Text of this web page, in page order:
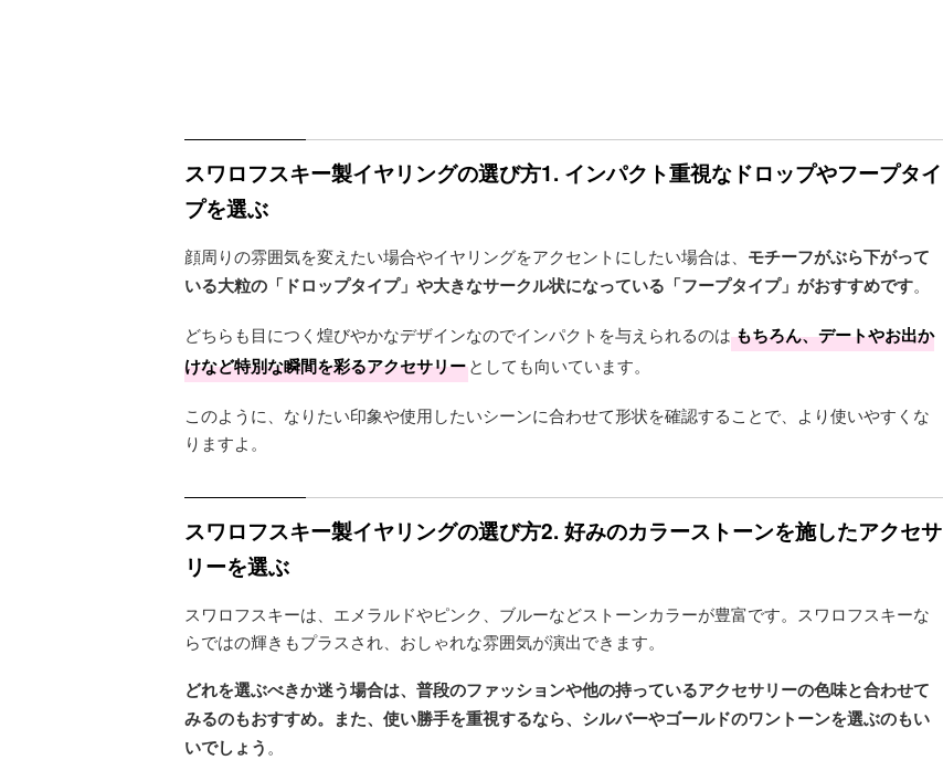
スワロフスキー製イヤリングの選び方1. インパクト重視なドロップやフープタイ
プを選ぶ
顔周りの雰囲気を変えたい場合やイヤリングをアクセントにしたい場合は、 モチーフがぶら下がって
いる大粒の「ドロップタイプ」や大きなサークル状になっている「フープタイプ」がおすすめです。
どちらも目につく煌びやかなデザインなのでインパクトを与えられるのは もちろん、デートやお出か
けなど特別な瞬間を彩るアクセサリーとしても向いています。
このように、なりたい印象や使用したいシーンに合わせて形状を確認することで、より使いやすくな
りますよ。
スワロフスキー製イヤリングの選び方2. 好みのカラーストーンを施したアクセサ
リーを選ぶ
スワロフスキーは、エメラルドやピンク、ブルーなどストーンカラーが豊富です。スワロフスキーな
らではの輝きもプラスされ、おしゃれな雰囲気が演出できます。
どれを選ぶべきか迷う場合は、普段のファッションや他の持っているアクセサリーの色味と合わせて
みるのもおすすめ。また、使い勝手を重視するなら、シルバーやゴールドのワントーンを選ぶのもい
いでしょう 。